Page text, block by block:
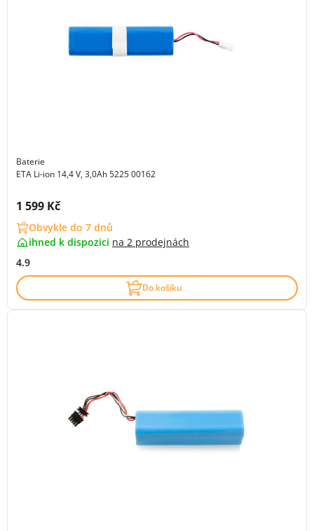
Baterie
ETA Li-ion 14,4 V, 3,0Ah 5225 00162
Cena s DPH:
1 599 Kč
Obvykle do 7 dnů
ihned k dispozici na 2 prodejnách
4.9
Do košíku